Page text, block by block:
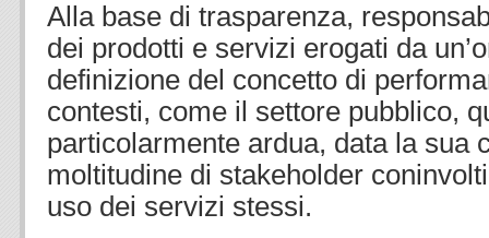
Alla base di trasparenza,
dei prodotti e servizi erogati da
definizione del concetto di
contesti, come il settore pubblico,
particolarmente ardua, data la sua
moltitudine di stakeholder
uso dei servizi stessi.